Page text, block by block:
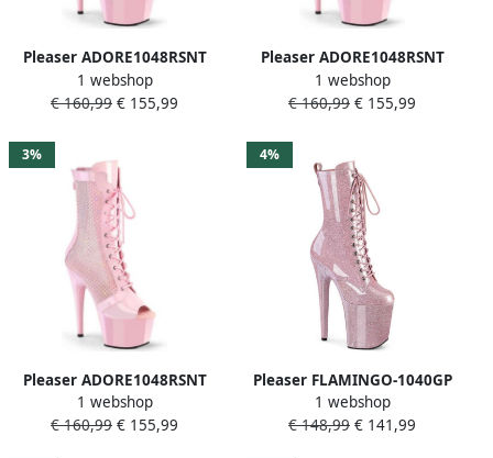
Pleaser ADORE1048RSNT
Plateau Laarzen 37 Shoes
Roze
1 webshop
€ 160,99 € 155,99
Pleaser ADORE1048RSNT
Plateau Laarzen 41 Shoes
Roze
1 webshop
€ 160,99 € 155,99
3%
Pleaser ADORE1048RSNT
Plateau Laarzen 36 Shoes
Roze
1 webshop
€ 160,99 € 155,99
4%
Pleaser FLAMINGO-1040GP
Plateau Laarzen Paaldans
schoenen 45 Shoes Roze
1 webshop
€ 148,99 € 141,99